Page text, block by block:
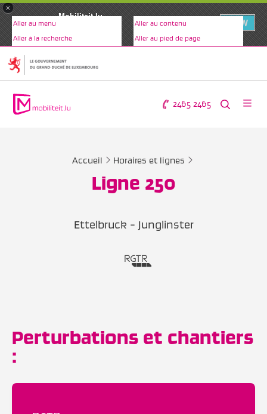
×
Mobiliteit.lu
VIEW
Aller au menu Aller au contenu
Aller à la recherche Aller au pied de page
2465 2465
Accueil Horaires et lignes
Ligne 250
Ettelbruck - Junglinster
Perturbations et chantiers
: